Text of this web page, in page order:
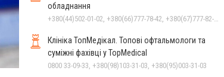
обладнання
Клініка ТопМедікал. Топові офтальмологи та
суміжні фахівці у TopMedical
0800 33-09-33, +380(98)103-31-03, +380(95)003-31-03